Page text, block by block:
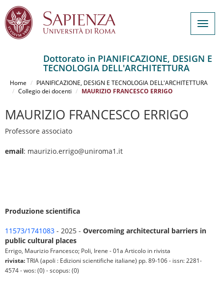
contenuto
Dottorato in PIANIFICAZIONE, DESIGN E
TECNOLOGIA DELL'ARCHITETTURA
Home
PIANIFICAZIONE, DESIGN E TECNOLOGIA DELL'ARCHITETTURA
Collegio dei docenti
MAURIZIO FRANCESCO ERRIGO
MAURIZIO FRANCESCO ERRIGO
Professore associato
email: maurizio.errigo@uniroma1.it
Produzione scientifica
11573/1741083 - 2025 - Overcoming architectural barriers in
public cultural places
Errigo, Maurizio Francesco; Poli, Irene - 01a Articolo in rivista
rivista:TRIA (apoli : Edizioni scientifiche italiane) pp. 89-106 - issn: 2281-
4574 - wos: (0) - scopus: (0)